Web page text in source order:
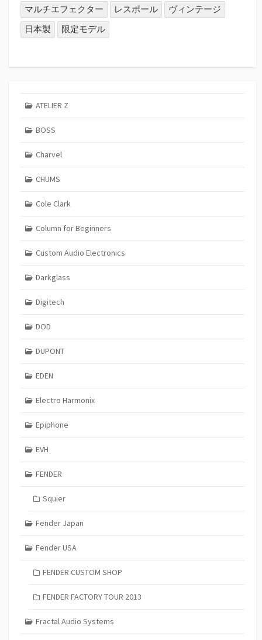
マルチエフェクター レスポール
ヴィンテージ
日本製
限定モデル
ATELIER Z
BOSS
Charvel
CHUMS
Cole Clark
Column for Beginners
Custom Audio Electronics
Darkglass
Digitech
DOD
DUPONT
EDEN
Electro Harmonix
Epiphone
EVH
FENDER
Squier
Fender Japan
Fender USA
FENDER CUSTOM SHOP
FENDER FACTORY TOUR 2013
Fractal Audio Systems